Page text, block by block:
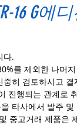
16 G에
다.
를 제외한 나머
히 검토하시고
진행되는 관계로
타사에서 발주
중고거래 제품은